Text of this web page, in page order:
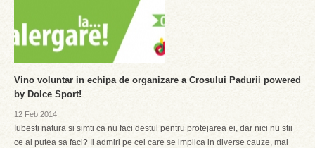
Vino voluntar in echipa de organizare a Crosului Padurii powered
by Dolce Sport!
12 Feb 2014
Iubesti natura si simti ca nu faci destul pentru protejarea ei, dar nici nu stii
ce ai putea sa faci? Ii admiri pe cei care se implica in diverse cauze, mai